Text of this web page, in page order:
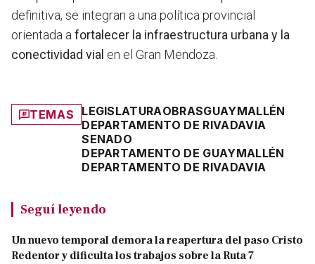
definitiva, se integran a una política provincial
orientada a fortalecer la infraestructura urbana y la
conectividad vial en el Gran Mendoza.
TEMAS LEGISLATURAOBRASGUAYMALLÉN
DEPARTAMENTO DE RIVADAVIA
SENADO
DEPARTAMENTO DE GUAYMALLÉN
DEPARTAMENTO DE RIVADAVIA
Seguí leyendo
Un nuevo temporal demora la reapertura del paso Cristo
Redentor y dificulta los trabajos sobre la Ruta 7